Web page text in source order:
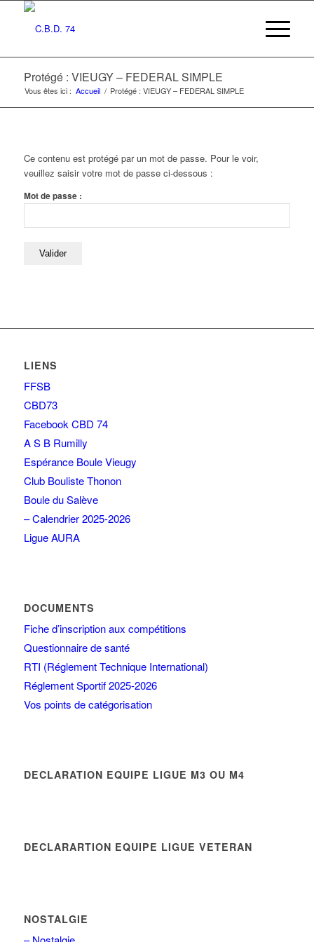
Protégé : VIEUGY – FEDERAL SIMPLE
Vous êtes ici : Accueil / Protégé : VIEUGY – FEDERAL SIMPLE
Ce contenu est protégé par un mot de passe. Pour le voir,
veuillez saisir votre mot de passe ci-dessous :
Mot de passe :
LIENS
FFSB
CBD73
Facebook CBD 74
A S B Rumilly
Espérance Boule Vieugy
Club Bouliste Thonon
Boule du Salève
– Calendrier 2025-2026
Ligue AURA
DOCUMENTS
Fiche d’inscription aux compétitions
Questionnaire de santé
RTI (Réglement Technique International)
Réglement Sportif 2025-2026
Vos points de catégorisation
DECLARATION EQUIPE LIGUE M3 OU M4
DECLARARTION EQUIPE LIGUE VETERAN
NOSTALGIE